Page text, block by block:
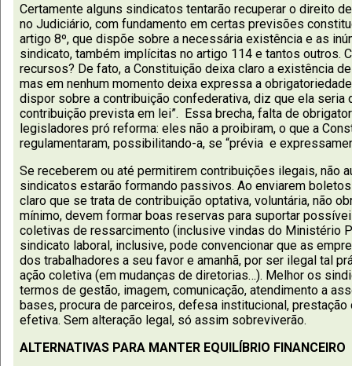
Certamente alguns sindicatos tentarão recuperar o direito
no Judiciário, com fundamento em certas previsões
artigo 8º, que dispõe sobre a necessária existência e as
sindicato, também implícitas no artigo 114 e tantos outros.
recursos? De fato, a Constituição deixa claro a existência
mas em nenhum momento deixa expressa a
dispor sobre a contribuição confederativa, diz que ela seria
contribuição prevista em lei”. Essa brecha, falta de
legisladores pró reforma: eles não a proibiram, o que a
regulamentaram, possibilitando-a, se “prévia e
Se receberem ou até permitirem contribuições ilegais, não
sindicatos estarão formando passivos. Ao enviarem
claro que se trata de contribuição optativa, voluntária, não
mínimo, devem formar boas reservas para suportar
coletivas de ressarcimento (inclusive vindas do Ministério
sindicato laboral, inclusive, pode convencionar que as
dos trabalhadores a seu favor e amanhã, por ser ilegal tal
ação coletiva (em mudanças de diretorias…). Melhor os
termos de gestão, imagem, comunicação, atendimento a
bases, procura de parceiros, defesa institucional,
efetiva. Sem alteração legal, só assim sobreviverão.
ALTERNATIVAS PARA MANTER EQUILÍBRIO FINANCEIRO